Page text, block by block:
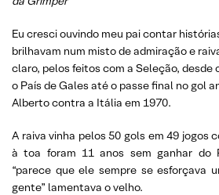
Eu cresci ouvindo meu pai contar
brilhavam num misto de admiração e
claro, pelos feitos com a Seleção, desde
o País de Gales até o passe final no gol
Alberto contra a Itália em 1970.
A raiva vinha pelos 50 gols em 49 jogos
à toa foram 11 anos sem ganhar do
“parece que ele sempre se esforçava
gente” lamentava o velho.